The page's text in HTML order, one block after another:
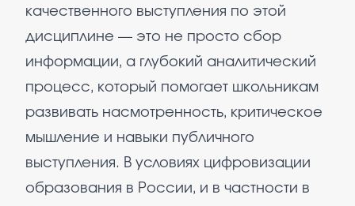
качественного выступления по этой
дисциплине — это не просто сбор
информации, а глубокий аналитический
процесс, который помогает школьникам
развивать насмотренность, критическое
мышление и навыки публичного
выступления. В условиях цифровизации
образования в России, и в частности в